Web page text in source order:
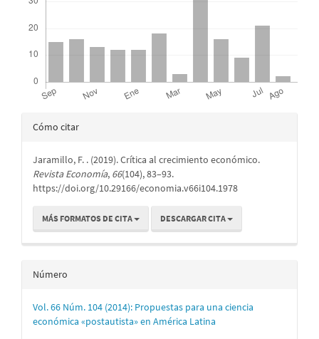
Detalles
artículo
Cómo citar
Jaramillo, F. . (2019). Crítica al crecimiento económico.
Revista Economía, 66(104), 83–93.
https://doi.org/10.29166/economia.v66i104.1978
MÁS FORMATOS DE CITA DESCARGAR CITA
Número
Vol. 66 Núm. 104 (2014): Propuestas para una ciencia
económica «postautista» en América Latina